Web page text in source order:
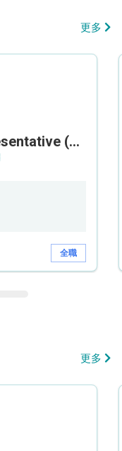
更多
Customer Service Representative (Airport)
全職
更多